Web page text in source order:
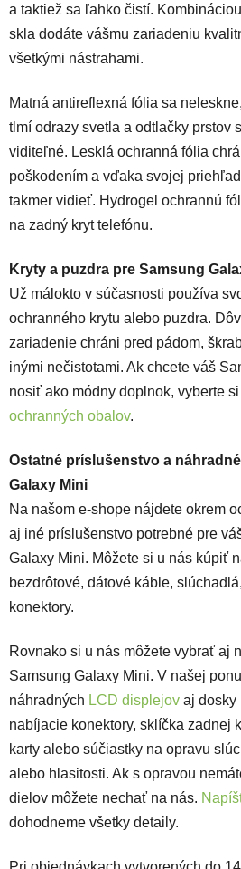
a taktiež sa ľahko čistí.
skla dodáte vášmu zariadeniu
všetkými nástrahami.
Matná antireflexná fólia sa
tlmí odrazy svetla a odtlačky prstov
viditeľné. Lesklá ochranná fólia
poškodením a vďaka svojej
takmer vidieť. Hydrogel ochrannú
na zadný kryt telefónu.
Kryty a puzdra pre Samsung
Už málokto v súčasnosti používa
ochranného krytu alebo puzdra.
zariadenie chráni pred pádom,
inými nečistotami. Ak chcete váš
nosiť ako módny doplnok, vyberte
ochranných obalov.
Ostatné príslušenstvo a
Galaxy Mini
Na našom e-shope nájdete okrem
aj iné príslušenstvo potrebné pre
Galaxy Mini. Môžete si u nás kúpiť
bezdrôtové, dátové káble,
konektory.
Rovnako si u nás môžete vybrať aj
Samsung Galaxy Mini. V našej
náhradných LCD displejov aj dosky
nabíjacie konektory, sklíčka zadnej
karty alebo súčiastky na opravu
alebo hlasitosti. Ak s opravou
dielov môžete nechať na nás.
dohodneme všetky detaily.